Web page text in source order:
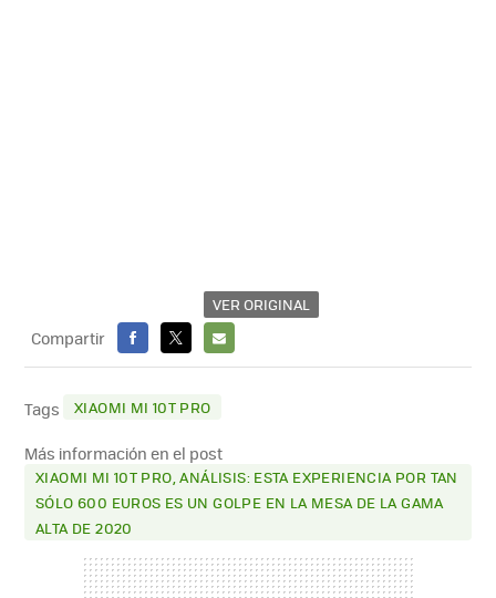
VER ORIGINAL
Compartir
FACEBOOK
X
E-
MAIL
Tags XIAOMI MI 10T PRO
Más información en el post
XIAOMI MI 10T PRO, ANÁLISIS: ESTA EXPERIENCIA POR TAN
SÓLO 600 EUROS ES UN GOLPE EN LA MESA DE LA GAMA
ALTA DE 2020